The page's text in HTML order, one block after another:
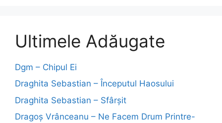
Ultimele Adăugate
Dgm – Chipul Ei
Draghita Sebastian – Începutul Haosului
Draghita Sebastian – Sfârșit
Dragoş Vrânceanu – Ne Facem Drum Printre-